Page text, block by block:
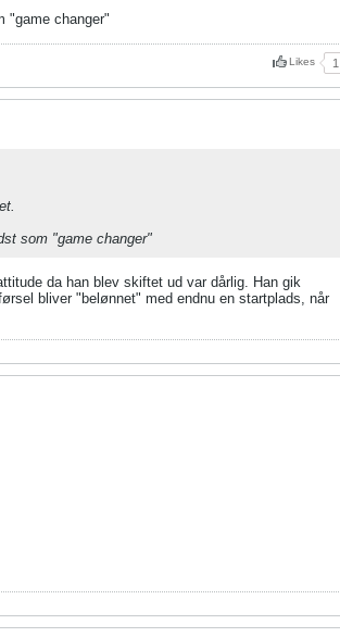
"game changer"
Likes 1
som "game changer"
da han blev skiftet ud var dårlig. Han gik
bliver "belønnet" med endnu en startplads, når